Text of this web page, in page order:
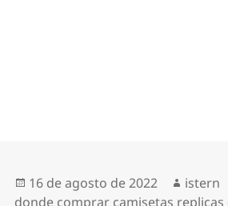
Publicado
el
16 de agosto de 2022 Autor
istern
donde comprar camisetas